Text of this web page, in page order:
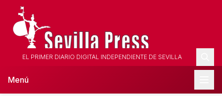
EL PRIMER DIARIO DIGITAL INDEPENDIENTE DE SEVILLA
Menú